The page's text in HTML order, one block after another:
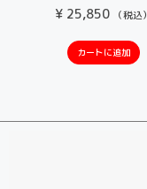
¥ 25,850 （税込）
カートに追加